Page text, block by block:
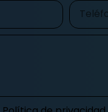
Teléfono